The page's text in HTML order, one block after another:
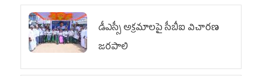
డీఎస్సీ అక్రమాలపై సీబీఐ విచారణ
జరపాలి